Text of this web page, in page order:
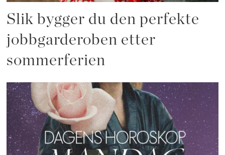
Slik bygger du den perfekte
jobbgarderoben etter
sommerferien